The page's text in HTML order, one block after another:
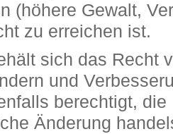
(höhere Gewalt,
zu erreichen ist.
sich das Recht
und
berechtigt,
Änderung